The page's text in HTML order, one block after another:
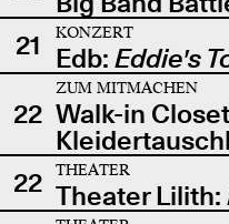
21
KONZERT
Edb: Eddie's
22
ZUM MITMACHEN
Walk-in
22
THEATER
Theater Lilith: